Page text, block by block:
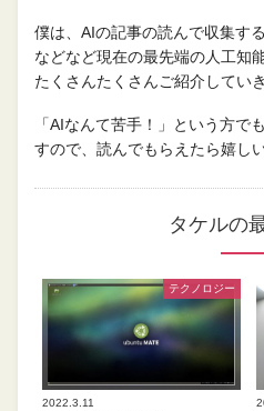
僕は、AIの記事の読んで収集す
などなど現在の最先端の人工知
たくさんたくさんご紹介してい
「AIなんて苦手！」という方で
すので、読んでもらえたら嬉し
タケルの
テクノロジー
2022.3.11